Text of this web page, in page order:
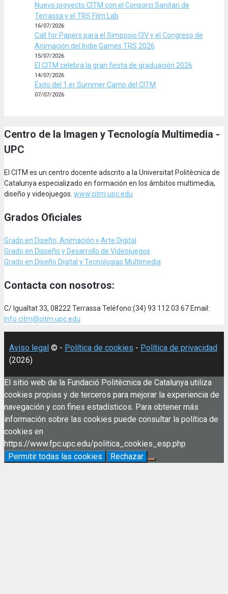
Nuevo proyecto CITM con el Consorci Sanitari de
Terrassa y el TRS Film Lab
16/07/2026
Call for Papers para el Simposio I3V y el Congreso de
Animación del Indie Games TRS 2026
15/07/2026
El CITM celebra la gran fiesta de graduación 2026
14/07/2026
Éxito del 1.er Summer Camp del CITM
07/07/2026
Centro de la Imagen y Tecnología Multimedia -
UPC
El CITM es un centro docente adscrito a la Universitat Politècnica de
Catalunya especializado en formación en los ámbitos multimedia,
diseño y videojuegos. www.citm.upc.edu
Grados Oficiales
Grado en Diseño, Animación y Arte Digital
Grado en Disseño y Desarrollo de Videojuegos
Grado en Diseño Digital y Tecnologias Multimedia
Contacta con nosotros:
C/ Igualtat 33, 08222 Terrassa Teléfono:(34) 93 112 03 67 Email:
info.citm@citm.upc.edu
Aviso legal © - Política de cookies - Política de privacidad
(2026)
El sitio web de la Fundació Politècnica de Catalunya utiliza
cookies propias y de terceros para mejorar la experiencia de
navegación y con fines estadísticos. Para obtener más
información sobre las cookies puede consultar la política de
cookies en
https://www.fpc.upc.edu/politica_cookies_esp.php
Permitir todas las cookies
Rechazar